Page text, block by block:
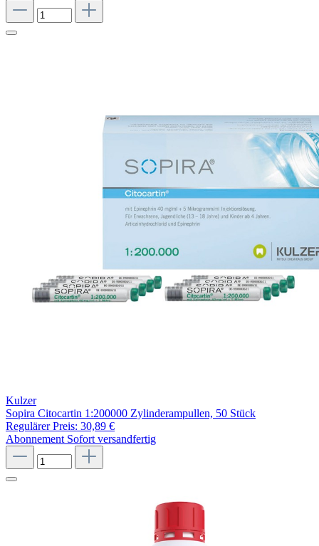
Kulzer
Sopira Citocartin 1:200000 Zylinderampullen, 50 Stück
Regulärer Preis: 30,89 €
Abonnement Sofort versandfertig